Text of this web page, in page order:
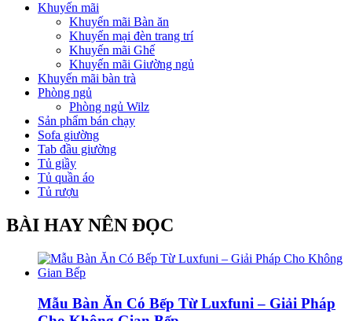
Khuyến mãi
Khuyến mãi Bàn ăn
Khuyến mại đèn trang trí
Khuyến mãi Ghế
Khuyến mãi Giường ngủ
Khuyến mãi bàn trà
Phòng ngủ
Phòng ngủ Wilz
Sản phẩm bán chạy
Sofa giường
Tab đầu giường
Tủ giầy
Tủ quần áo
Tủ rượu
BÀI HAY NÊN ĐỌC
Mẫu Bàn Ăn Có Bếp Từ Luxfuni – Giải Pháp